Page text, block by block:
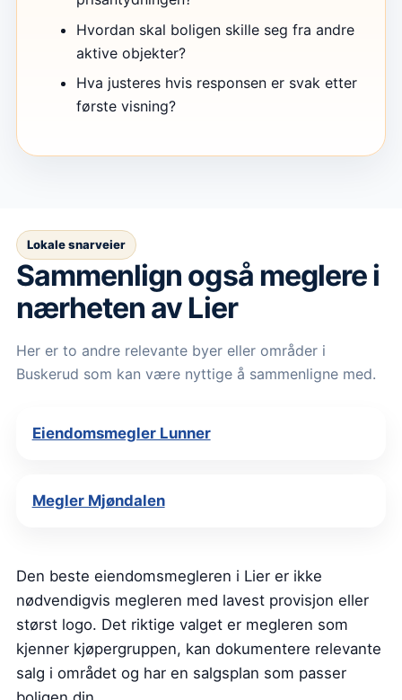
Hvordan skal boligen skille seg fra andre
aktive objekter?
Hva justeres hvis responsen er svak etter
første visning?
Lokale snarveier
Sammenlign også meglere i
nærheten av Lier
Her er to andre relevante byer eller områder i
Buskerud som kan være nyttige å sammenligne med.
Eiendomsmegler Lunner
Megler Mjøndalen
Den beste eiendomsmegleren i Lier er ikke
nødvendigvis megleren med lavest provisjon eller
størst logo. Det riktige valget er megleren som
kjenner kjøpergruppen, kan dokumentere relevante
salg i området og har en salgsplan som passer